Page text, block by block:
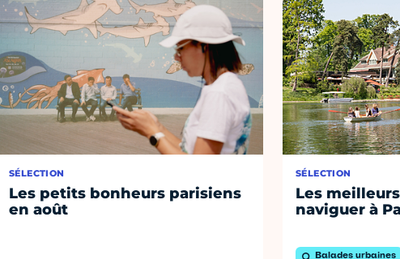
SÉLECTION
Les petits bonheurs parisiens
en août
SÉLECTION
Les
naviguer à
Balades urbaines